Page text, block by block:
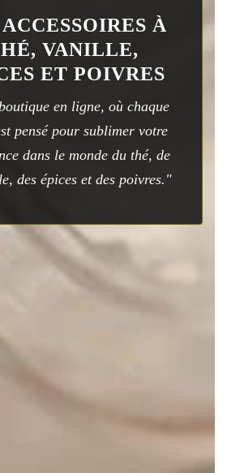
À
VANILLE,
ET POIVRES
en ligne, où chaque
pensé pour sublimer votre
dans le monde du thé, de
des épices et des poivres."